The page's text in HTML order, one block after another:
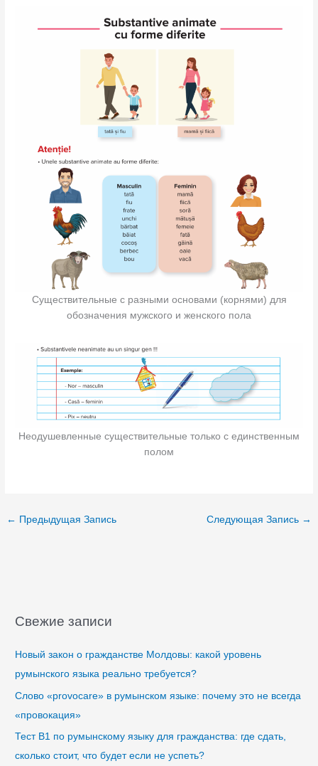
Существительные с разными основами (корнями) для
обозначения мужского и женского пола
Неодушевленные существительные только с единственным
полом
← Предыдущая Запись Следующая Запись →
Свежие записи
Новый закон о гражданстве Молдовы: какой уровень
румынского языка реально требуется?
Слово «provocare» в румынском языке: почему это не всегда
«провокация»
Тест B1 по румынскому языку для гражданства: где сдать,
сколько стоит, что будет если не успеть?